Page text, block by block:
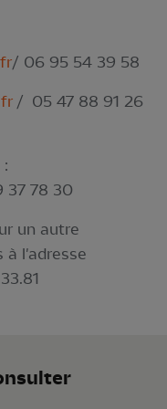
/ 06 95 54 39 58
/ 05 47 88 91 26
37 78 30
un autre
à l'adresse